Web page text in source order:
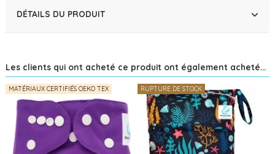
DÉTAILS DU PRODUIT
Les clients qui ont acheté ce produit ont également acheté...
MATÉRIAUX CERTIFIÉS OEKO TEX RUPTURE DE STOCK